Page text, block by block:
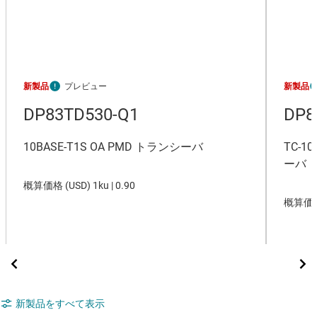
新製品
DP83TD530-Q1
10BASE-T1S OA PMD トランシーバ
概算価格 (USD) 1ku |0.90
新製品
TC-10
ーバ
概算価
新製品をすべて表示